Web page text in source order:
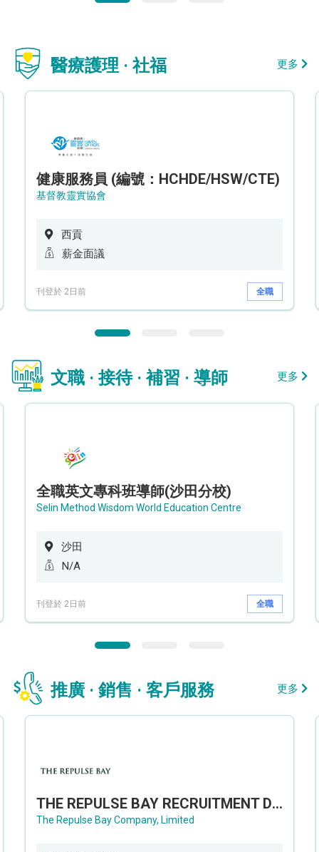
醫療護理 · 社福 更多
健康服務員 (編號：HCHDE/HSW/CTE)
基督教靈實協會
西貢
薪金面議
刊登於 2日前 全職
文職 · 接待 · 補習 · 導師 更多
全職英文專科班導師(沙田分校)
Selin Method Wisdom World Education Centre
沙田
N/A
刊登於 2日前 全職
推廣 · 銷售 · 客戶服務 更多
THE REPULSE BAY RECRUITMENT DAY 淺水灣影灣園人才招聘會
The Repulse Bay Company, Limited